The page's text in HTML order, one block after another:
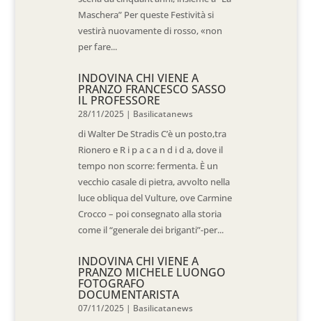
Maschera” Per queste Festività si
vestirà nuovamente di rosso, «non
per fare...
INDOVINA CHI VIENE A
PRANZO FRANCESCO SASSO
IL PROFESSORE
28/11/2025 | Basilicatanews
di Walter De Stradis C’è un posto,tra
Rionero e R i p a c a n d i d a, dove il
tempo non scorre: fermenta. È un
vecchio casale di pietra, avvolto nella
luce obliqua del Vulture, ove Carmine
Crocco – poi consegnato alla storia
come il “generale dei briganti”-per...
INDOVINA CHI VIENE A
PRANZO MICHELE LUONGO
FOTOGRAFO
DOCUMENTARISTA
07/11/2025 | Basilicatanews